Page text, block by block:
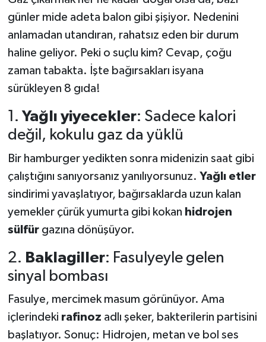
günler mide adeta balon gibi şişiyor. Nedenini
anlamadan utandıran, rahatsız eden bir durum
haline geliyor. Peki o suçlu kim? Cevap, çoğu
zaman tabakta. İşte bağırsakları isyana
sürükleyen 8 gıda!
1. Yağlı yiyecekler: Sadece kalori
değil, kokulu gaz da yüklü
Bir hamburger yedikten sonra midenizin saat gibi
çalıştığını sanıyorsanız yanılıyorsunuz. Yağlı etler
sindirimi yavaşlatıyor, bağırsaklarda uzun kalan
yemekler çürük yumurta gibi kokan hidrojen
sülfürgazına dönüşüyor.
2. Baklagiller: Fasulyeyle gelen
sinyal bombası
Fasulye, mercimek masum görünüyor. Ama
içlerindeki rafinoz adlı şeker, bakterilerin partisini
başlatıyor. Sonuç: Hidrojen, metan ve bol ses